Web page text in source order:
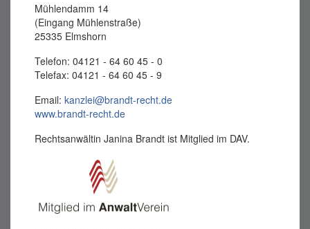
Mühlendamm 14
(Eingang Mühlenstraße)
25335 Elmshorn
Telefon: 04121 - 64 60 45 - 0
Telefax: 04121 - 64 60 45 - 9
Email: kanzlei@brandt-recht.de
www.brandt-recht.de
Rechtsanwältin Janina Brandt ist Mitglied im DAV.